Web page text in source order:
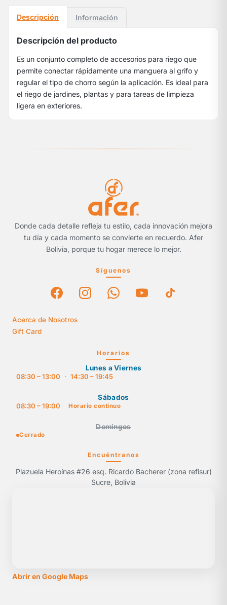
Descripción Información
Descripción del producto
Es un conjunto completo de accesorios para riego que
permite conectar rápidamente una manguera al grifo y
regular el tipo de chorro según la aplicación. Es ideal para
el riego de jardines, plantas y para tareas de limpieza
ligera en exteriores.
Donde cada detalle refleja tu estilo, cada innovación mejora
tu día y cada momento se convierte en recuerdo. Afer
Bolivia, porque tu hogar merece lo mejor.
Síguenos
Acerca de Nosotros
Gift Card
Horarios
Lunes a Viernes
08:30 – 13:00
· 14:30 – 19:45
Sábados
08:30 – 19:00
Horario continuo
Domingos
Cerrado
Encuéntranos
Plazuela Heroínas #26 esq. Ricardo Bacherer (zona refisur)
Sucre, Bolivia
Abrir en Google Maps